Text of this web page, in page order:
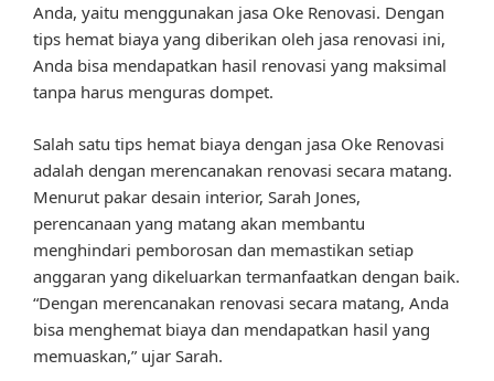
Anda, yaitu menggunakan jasa Oke Renovasi. Dengan
tips hemat biaya yang diberikan oleh jasa renovasi ini,
Anda bisa mendapatkan hasil renovasi yang maksimal
tanpa harus menguras dompet.
Salah satu tips hemat biaya dengan jasa Oke Renovasi
adalah dengan merencanakan renovasi secara matang.
Menurut pakar desain interior, Sarah Jones,
perencanaan yang matang akan membantu
menghindari pemborosan dan memastikan setiap
anggaran yang dikeluarkan termanfaatkan dengan baik.
“Dengan merencanakan renovasi secara matang, Anda
bisa menghemat biaya dan mendapatkan hasil yang
memuaskan,” ujar Sarah.